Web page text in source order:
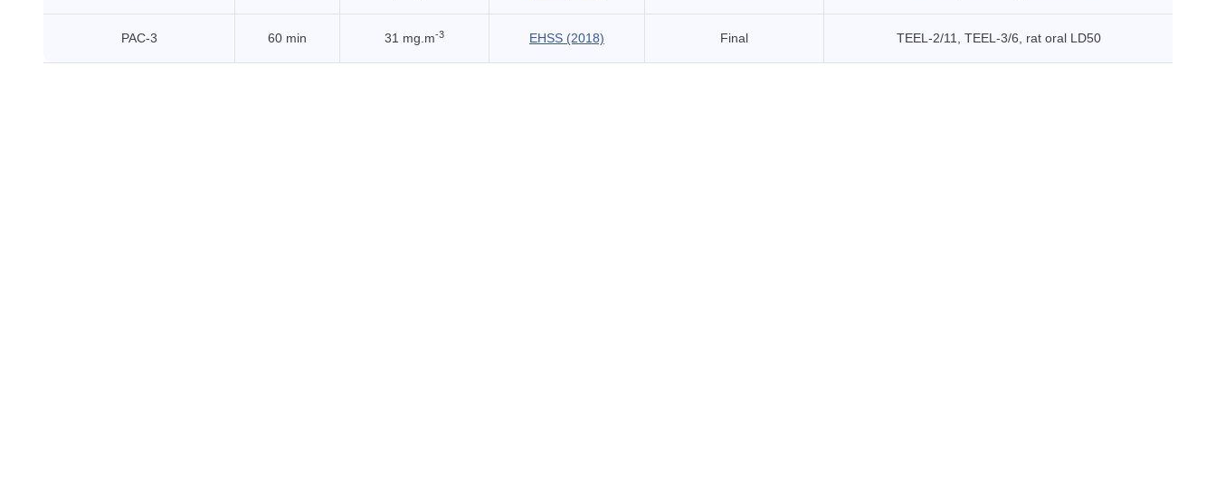
PAC-3 60 min 31 mg.m-3 EHSS (2018) Final TEEL-2/11, TEEL-3/6, rat oral LD50